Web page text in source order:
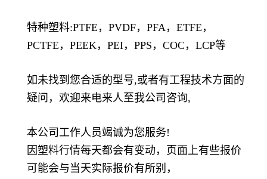
特种塑料:PTFE，PVDF，PFA，ETFE，
PCTFE，PEEK，PEI，PPS，COC，LCP等
如未找到您合适的型号,或者有工程技术方面的
疑问，欢迎来电来人至我公司咨询,
本公司工作人员竭诚为您服务!
因塑料行情每天都会有变动，页面上有些报价
可能会与当天实际报价有所别，